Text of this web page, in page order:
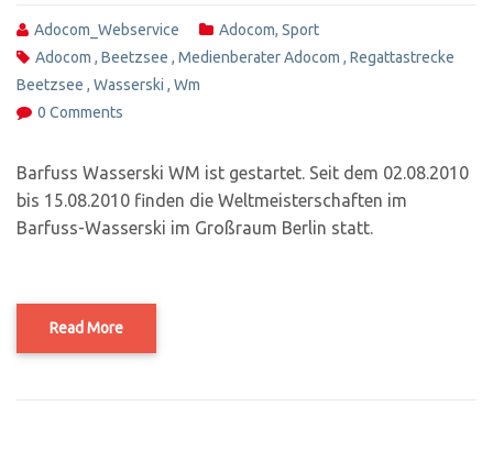
Adocom_Webservice Adocom, Sport
Adocom , Beetzsee , Medienberater Adocom , Regattastrecke
Beetzsee , Wasserski , Wm
0 Comments
Barfuss Wasserski WM ist gestartet. Seit dem 02.08.2010
bis 15.08.2010 finden die Weltmeisterschaften im
Barfuss-Wasserski im Großraum Berlin statt.
Read More